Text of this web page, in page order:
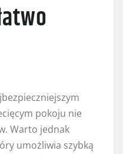
pokoju nie
Warto jednak
umożliwia szybką